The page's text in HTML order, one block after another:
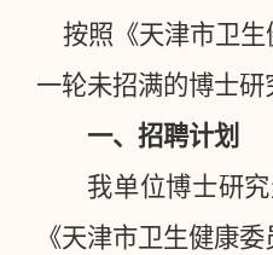
按照《天津市卫
一轮未招满的博士研
一、招聘计划
我单位博士研
《天津市卫生健康